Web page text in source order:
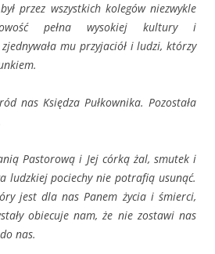
wszystkich kolegów niezwykle
pełna wysokiej kultury i
mu przyjaciół i ludzi, którzy
Księdza Pułkownika. Pozostała
Pastorową i Jej córką żal, smutek i
ludzkiej pociechy nie potrafią usunąć.
jest dla nas Panem życia i śmierci,
obiecuje nam, że nie zostawi nas
nas.